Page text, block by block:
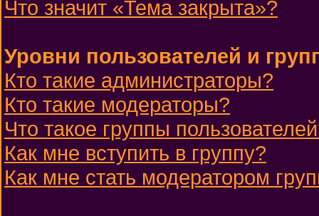
Что значит «Тема закрыта»?
Уровни пользователей и
Кто такие администраторы?
Кто такие модераторы?
Что такое группы
Как мне вступить в группу?
Как мне стать модератором